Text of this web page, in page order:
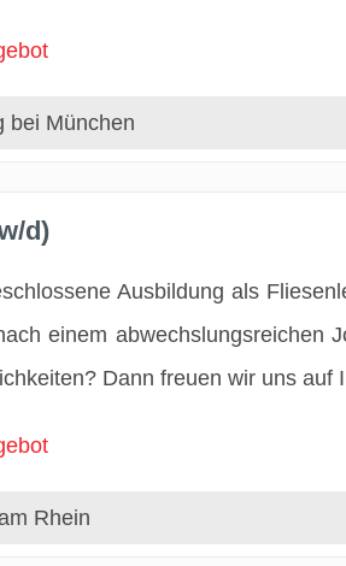
bei München
d)
Ausbildung als
einem abwechslungsreichen
Dann freuen wir uns auf
Rhein